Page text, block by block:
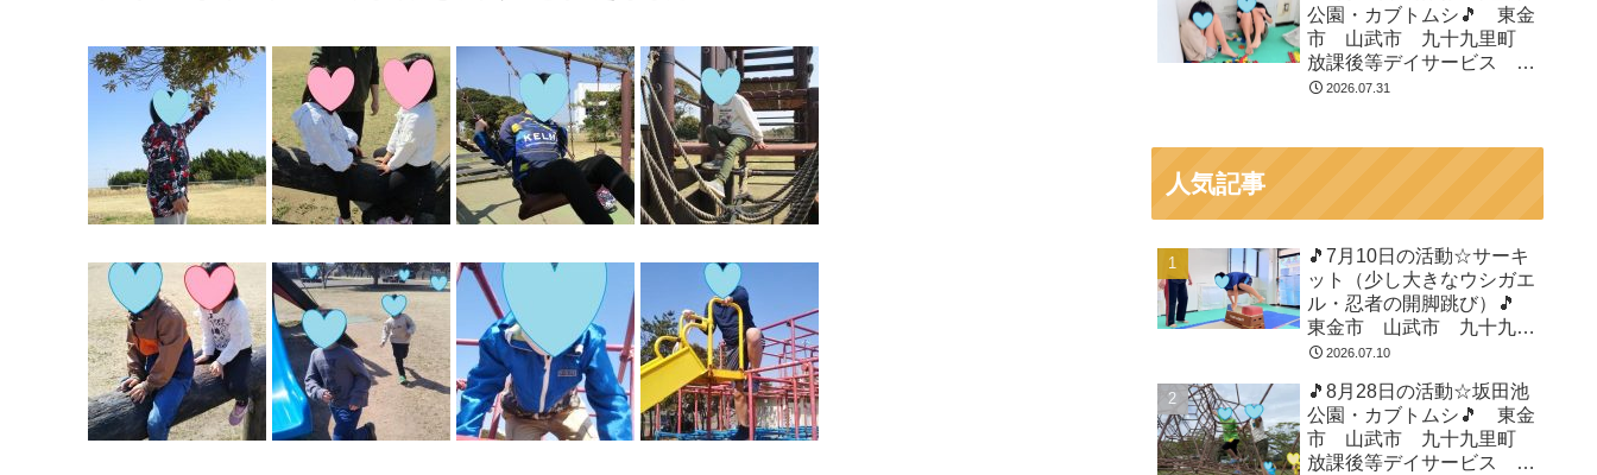
公園・カブトムシ🎵 東金
市 山武市 九十九里町
放課後等デイサービス 児
童発達支援 運動療育 教
2026.07.31
人気記事
🎵7月10日の活動☆サーキ
ット（少し大きなウシガエ
ル・忍者の開脚跳び）🎵
東金市 山武市 九十九里
町 放課後等デイサービ
育 教室見学
2026.07.10
🎵8月28日の活動☆坂田池
公園・カブトムシ🎵 東金
市 山武市 九十九里町
放課後等デイサービス 児